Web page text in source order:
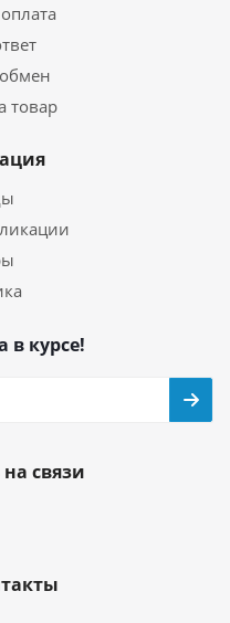
товар
в курсе!
связи